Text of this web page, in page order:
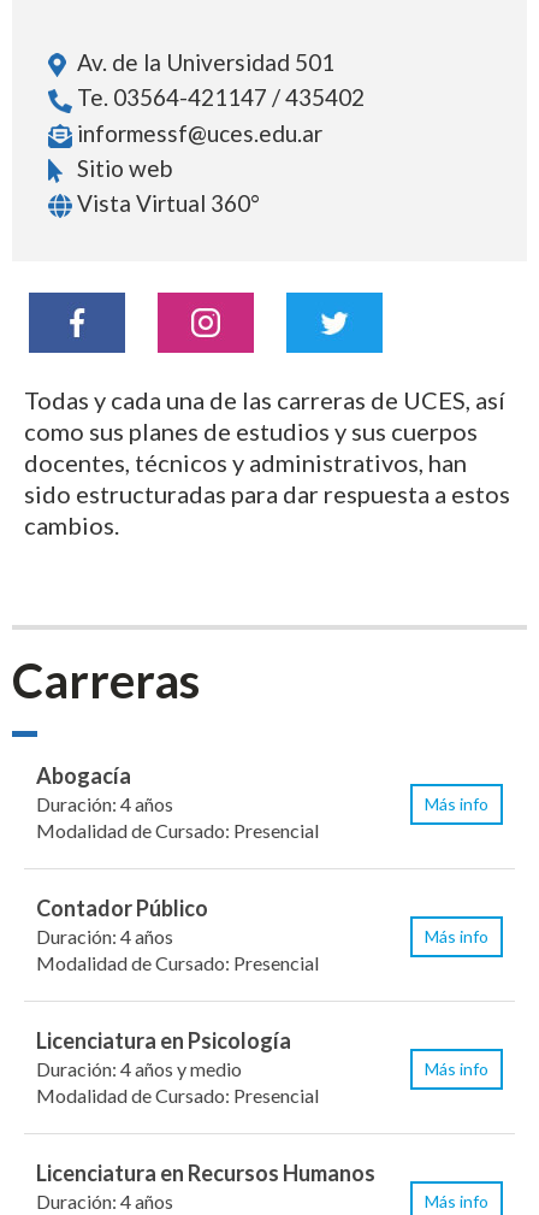
Av. de la Universidad 501
Te. 03564-421147 / 435402
informessf@uces.edu.ar
Sitio web
Vista Virtual 360°
Todas y cada una de las carreras de UCES, así
como sus planes de estudios y sus cuerpos
docentes, técnicos y administrativos, han
sido estructuradas para dar respuesta a estos
cambios.
Carreras
Abogacía
Duración: 4 años
Modalidad de Cursado: Presencial
Más info
Contador Público
Duración: 4 años
Modalidad de Cursado: Presencial
Más info
Licenciatura en Psicología
Duración: 4 años y medio
Modalidad de Cursado: Presencial
Más info
Licenciatura en Recursos Humanos
Duración: 4 años
Más info